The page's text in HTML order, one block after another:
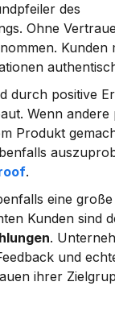
des
Ohne
Kunden
durch positive
Wenn andere
Produkt
.
eine
.
und
ihrer